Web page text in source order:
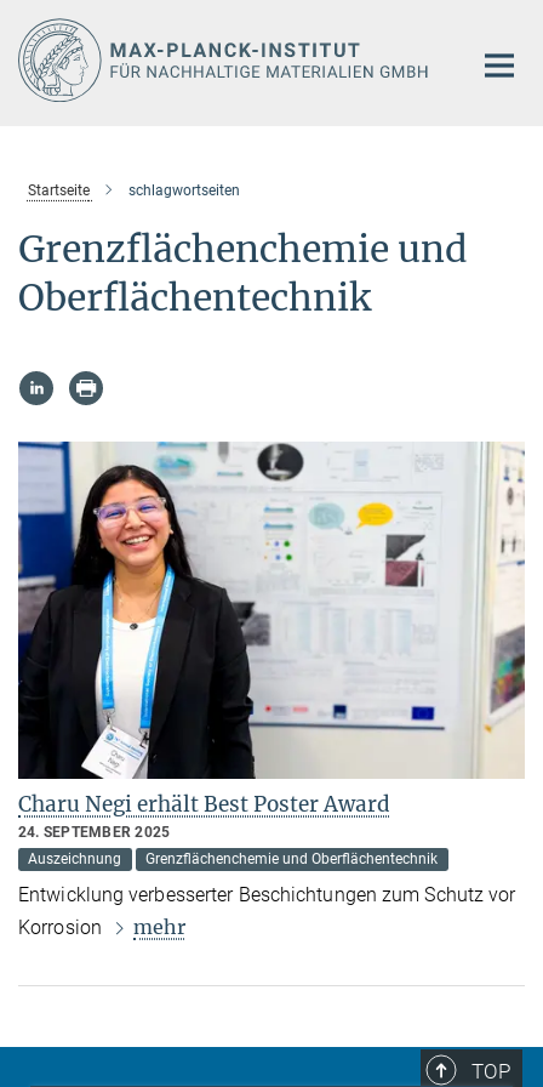
Hauptinhalt
Startseite schlagwortseiten
Grenzflächenchemie und
Oberflächentechnik
Charu Negi erhält Best Poster Award
24. SEPTEMBER 2025
Auszeichnung
Grenzflächenchemie und Oberflächentechnik
Entwicklung verbesserter Beschichtungen zum Schutz vor
Korrosion
mehr
TOP